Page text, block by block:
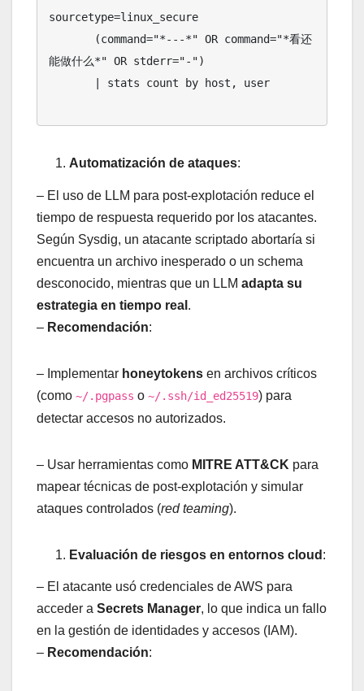
sourcetype=linux_secure
能做什么*" OR stderr="-")
Automatización de ataques:
– El uso de LLM para post-explotación reduce el
tiempo de respuesta requerido por los atacantes.
Según Sysdig, un atacante scriptado abortaría si
encuentra un archivo inesperado o un schema
desconocido, mientras que un LLM adapta su
estrategia en tiempo real .
– Recomendación:
– Implementar honeytokens en archivos críticos
(como ~/.pgpass o ~/.ssh/id_ed25519) para
detectar accesos no autorizados.
– Usar herramientas como MITRE ATT&CK para
mapear técnicas de post-explotación y simular
ataques controlados (red teaming).
Evaluación de riesgos en entornos cloud :
– El atacante usó credenciales de AWS para
acceder a Secrets Manager, lo que indica un fallo
en la gestión de identidades y accesos (IAM).
– Recomendación: